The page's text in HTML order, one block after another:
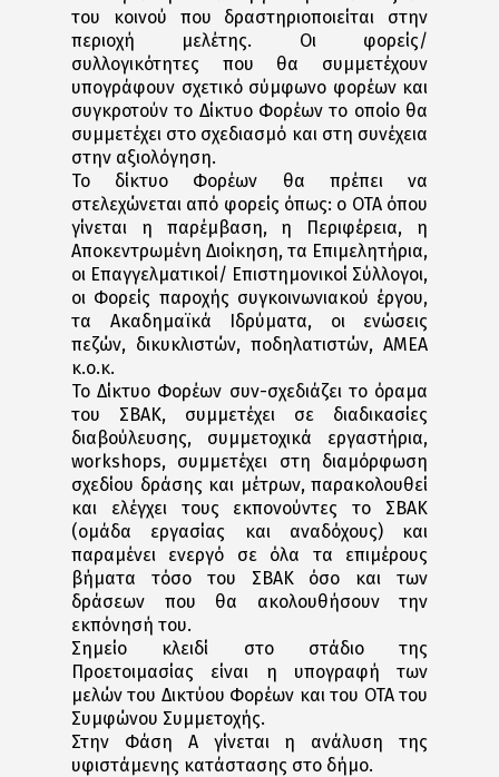
του κοινού που δραστηριοποιείται στην
περιοχή μελέτης. Οι φορείς/
συλλογικότητες που θα συμμετέχουν
υπογράφουν σχετικό σύμφωνο φορέων και
συγκροτούν το Δίκτυο Φορέων το οποίο θα
συμμετέχει στο σχεδιασμό και στη συνέχεια
στην αξιολόγηση.
Το δίκτυο Φορέων θα πρέπει να
στελεχώνεται από φορείς όπως: ο ΟΤΑ όπου
γίνεται η παρέμβαση, η Περιφέρεια, η
Αποκεντρωμένη Διοίκηση, τα Επιμελητήρια,
οι Επαγγελματικοί/ Επιστημονικοί Σύλλογοι,
οι Φορείς παροχής συγκοινωνιακού έργου,
τα Ακαδημαϊκά Ιδρύματα, οι ενώσεις
πεζών, δικυκλιστών, ποδηλατιστών, ΑΜΕΑ
κ.ο.κ.
Το Δίκτυο Φορέων συν-σχεδιάζει το όραμα
του ΣΒΑΚ, συμμετέχει σε διαδικασίες
διαβούλευσης, συμμετοχικά εργαστήρια,
workshops, συμμετέχει στη διαμόρφωση
σχεδίου δράσης και μέτρων, παρακολουθεί
και ελέγχει τους εκπονούντες το ΣΒΑΚ
(ομάδα εργασίας και αναδόχους) και
παραμένει ενεργό σε όλα τα επιμέρους
βήματα τόσο του ΣΒΑΚ όσο και των
δράσεων που θα ακολουθήσουν την
εκπόνησή του.
Σημείο κλειδί στο στάδιο της
Προετοιμασίας είναι η υπογραφή των
μελών του Δικτύου Φορέων και του ΟΤΑ του
Συμφώνου Συμμετοχής.
Στην Φάση Α γίνεται η ανάλυση της
υφιστάμενης κατάστασης στο δήμο.